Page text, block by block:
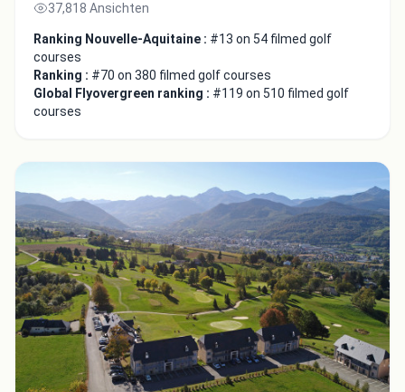
37,818 Ansichten
Ranking Nouvelle-Aquitaine : #13 on 54 filmed golf
courses
Ranking : #70 on 380 filmed golf courses
Global Flyovergreen ranking : #119 on 510 filmed golf
courses